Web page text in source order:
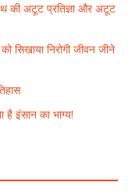
की अटूट प्रतिज्ञा और अटूट
सिखाया निरोगी जीवन जीने
इंसान का भाग्य!